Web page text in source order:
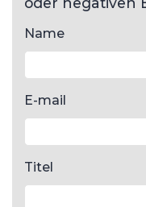
Name
E-mail
Titel